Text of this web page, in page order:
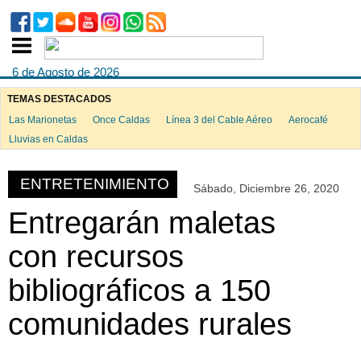
6 de Agosto de 2026
TEMAS DESTACADOS
Las Marionetas
Once Caldas Línea 3 del Cable Aéreo
Aerocafé
Lluvias en Caldas
ENTRETENIMIENTO Sábado, Diciembre 26, 2020
Entregarán maletas
con recursos
bibliográficos a 150
comunidades rurales